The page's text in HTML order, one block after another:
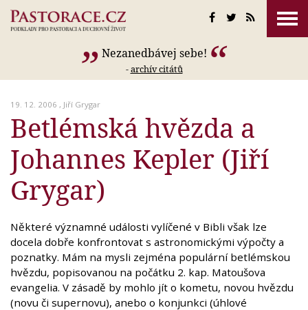
Nezanedbávej sebe!
-archív citátů
19. 12. 2006 , Jiří Grygar
Betlémská hvězda a
Johannes Kepler (Jiří
Grygar)
Některé významné události vylíčené v Bibli však lze
docela dobře konfrontovat s astronomickými výpočty a
poznatky. Mám na mysli zejména populární betlémskou
hvězdu, popisovanou na počátku 2. kap. Matoušova
evangelia. V zásadě by mohlo jít o kometu, novou hvězdu
(novu či supernovu), anebo o konjunkci (úhlové